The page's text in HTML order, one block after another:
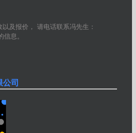
及报价， 请电话联系冯先生：
息。
公司